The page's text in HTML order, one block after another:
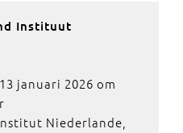
Instituut
januari 2026 om
Niederlande,